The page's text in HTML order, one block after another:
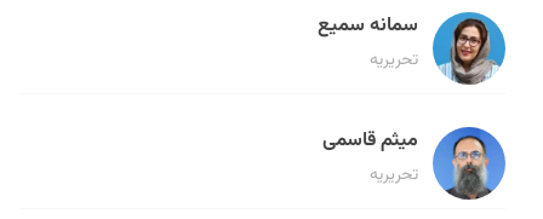
سمانه سمیع
تحریریه
میثم قاسمی
تحریریه